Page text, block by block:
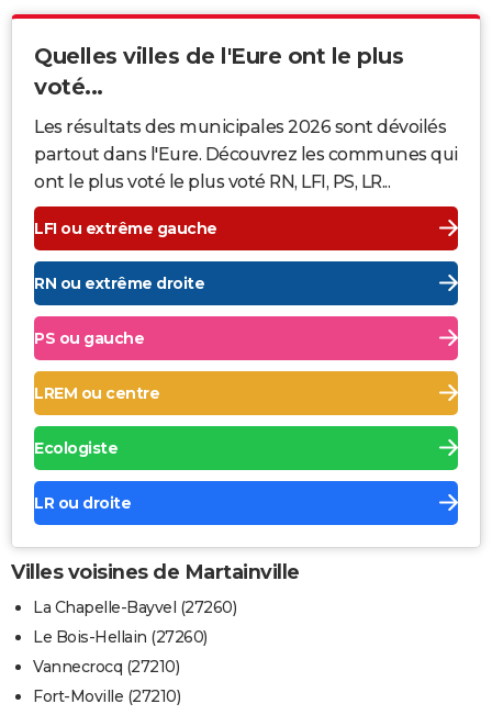
Quelles villes de l'Eure ont le plus
voté...
Les résultats des municipales 2026 sont dévoilés
partout dans l'Eure. Découvrez les communes qui
ont le plus voté le plus voté RN, LFI, PS, LR...
LFI ou extrême gauche
RN ou extrême droite
PS ou gauche
LREM ou centre
Ecologiste
LR ou droite
Villes voisines de Martainville
La Chapelle-Bayvel (27260)
Le Bois-Hellain (27260)
Vannecrocq (27210)
Fort-Moville (27210)